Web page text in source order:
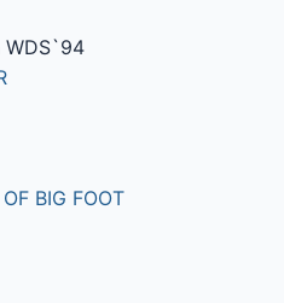
WDS`94
BIG FOOT